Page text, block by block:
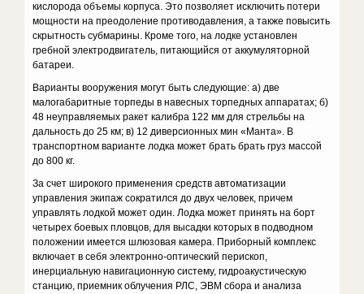
кислорода объемы корпуса. Это позволяет исключить потери
мощности на преодоление противодав­ления, а также повысить
скрытность субмарины. Кроме того, на лод­ке установлен
гребной электродвигатель, питающийся от аккумуля­торной
батареи.
Варианты вооружения могут быть следующие: а) две
малогабарит­ные торпеды в навесных торпедных аппаратах; б)
48 неуправляемых ракет калибра 122 мм для стрельбы на
дальность до 25 км; в) 12 дивер­сионных мин «Манта». В
транспортном варианте лодка может брать брать груз массой
до 800 кг.
За счет широкого применения средств автоматизации
управления экипаж сократился до двух человек, причем
управлять лодкой может один. Лодка может принять на борт
четырех боевых пловцов, для высадки которых в подводном
положении имеется шлюзовая каме­ра. Приборный комплекс
включает в себя электронно-оптический перископ,
инерциальную навигационную систему, гидроакустическую
станцию, приемник облучения РЛС, ЭВМ сбора и анализа